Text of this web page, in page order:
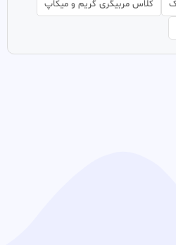
کلاس مربیگری گریم و میکاپ